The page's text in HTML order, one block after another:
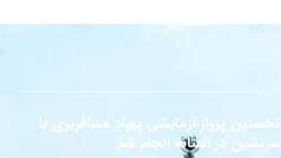
نخستین پرواز آزمایشی پهپاد مسافربری با
سرنشین در آستانه انجام شد